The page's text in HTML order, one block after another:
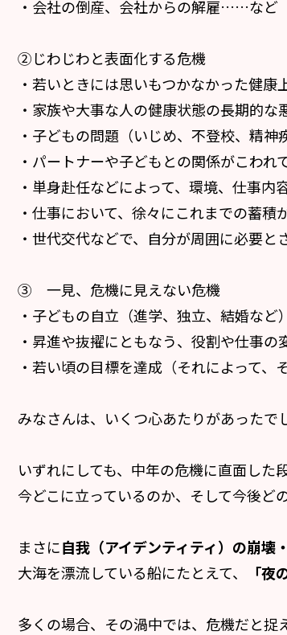
・会社の倒産、会社からの解雇……など
②じわじわと表面化する危機
・若いときには思いもつかなかった健康
・家族や大事な人の健康状態の長期的
・子どもの問題（いじめ、不登校、精神
・パートナーや子どもとの関係がこわれ
・単身赴任などによって、環境、仕事
・仕事において、徐々にこれまでの蓄積
・世代交代などで、自分が周囲に必要
③ 一見、危機に見えない危機
・子どもの自立（進学、独立、結婚など
・昇進や抜擢にともなう、役割や仕事の
・若い頃の目標を達成（それによって
みなさんは、いくつ心あたりがあったで
いずれにしても、中年の危機に直面した
今どこに立っているのか、そして今後ど
まさに自我（アイデンティティ）の崩壊
大海を漂流している船にたとえて、
「夜
多くの場合、その渦中では、危機だと捉